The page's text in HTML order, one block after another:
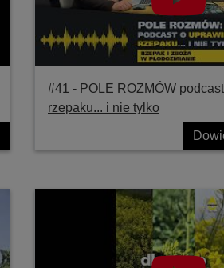
#41 ‐ POLE ROZMÓW
rzepaku... i nie tylko